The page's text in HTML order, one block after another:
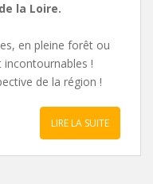
la Loire.
en pleine forêt ou
incontournables !
de la région !
LIRE LA SUITE